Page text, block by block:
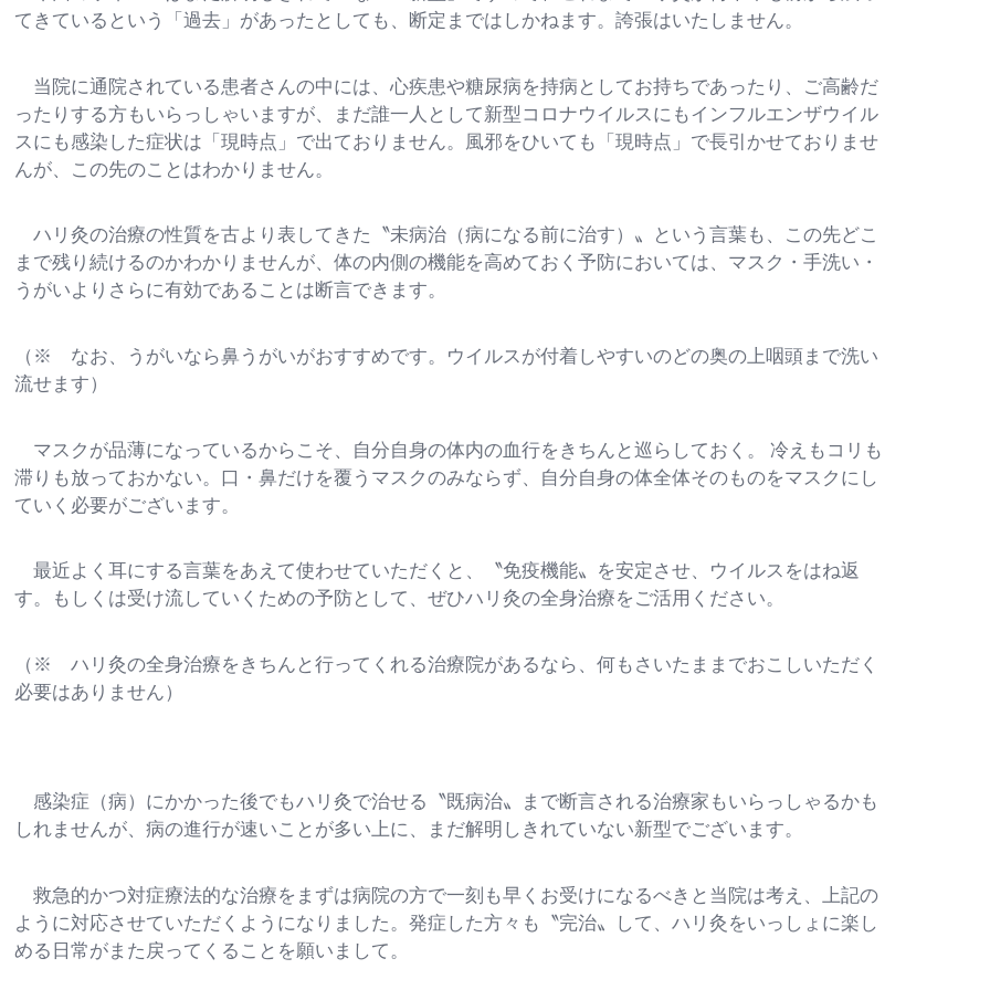
てきているという「過去」があったとしても、断定まではしかねます。誇張はいたしません。
当院に通院されている患者さんの中には、心疾患や糖尿病を持病としてお持ちであったり、ご高齢だ
ったりする方もいらっしゃいますが、まだ誰一人として新型コロナウイルスにもインフルエンザウイル
スにも感染した症状は「現時点」で出ておりません。風邪をひいても「現時点」で長引かせておりませ
んが、この先のことはわかりません。
ハリ灸の治療の性質を古より表してきた〝未病治（病になる前に治す）〟という言葉も、この先どこ
まで残り続けるのかわかりませんが、体の内側の機能を高めておく予防においては、マスク・手洗い・
うがいよりさらに有効であることは断言できます。
（※ なお、うがいなら鼻うがいがおすすめです。ウイルスが付着しやすいのどの奥の上咽頭まで洗い
流せます）
マスクが品薄になっているからこそ、自分自身の体内の血行をきちんと巡らしておく。 冷えもコリも
滞りも放っておかない。口・鼻だけを覆うマスクのみならず、自分自身の体全体そのものをマスクにし
ていく必要がございます。
最近よく耳にする言葉をあえて使わせていただくと、〝免疫機能〟を安定させ、ウイルスをはね返
す。もしくは受け流していくための予防として、ぜひハリ灸の全身治療をご活用ください。
（※ ハリ灸の全身治療をきちんと行ってくれる治療院があるなら、何もさいたままでおこしいただく
必要はありません）
感染症（病）にかかった後でもハリ灸で治せる〝既病治〟まで断言される治療家もいらっしゃるかも
しれませんが、病の進行が速いことが多い上に、まだ解明しきれていない新型でございます。
救急的かつ対症療法的な治療をまずは病院の方で一刻も早くお受けになるべきと当院は考え、上記の
ように対応させていただくようになりました。発症した方々も〝完治〟して、ハリ灸をいっしょに楽し
める日常がまた戻ってくることを願いまして。